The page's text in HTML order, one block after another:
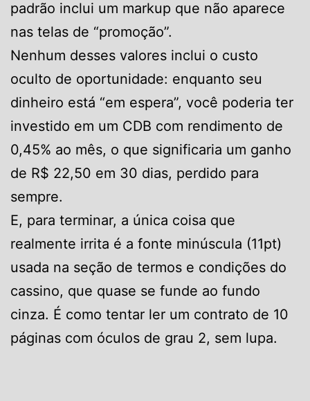
padrão inclui um markup que não aparece
nas telas de “promoção”.
Nenhum desses valores inclui o custo
oculto de oportunidade: enquanto seu
dinheiro está “em espera”, você poderia ter
investido em um CDB com rendimento de
0,45% ao mês, o que significaria um ganho
de R$ 22,50 em 30 dias, perdido para
sempre.
E, para terminar, a única coisa que
realmente irrita é a fonte minúscula (11pt)
usada na seção de termos e condições do
cassino, que quase se funde ao fundo
cinza. É como tentar ler um contrato de 10
páginas com óculos de grau 2, sem lupa.